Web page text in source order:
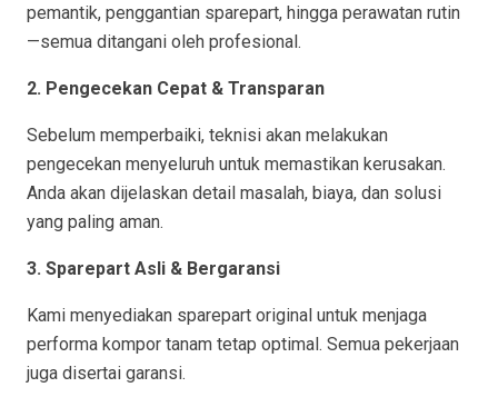
pemantik, penggantian sparepart, hingga perawatan rutin
—semua ditangani oleh profesional.
2. Pengecekan Cepat & Transparan
Sebelum memperbaiki, teknisi akan melakukan
pengecekan menyeluruh untuk memastikan kerusakan.
Anda akan dijelaskan detail masalah, biaya, dan solusi
yang paling aman.
3. Sparepart Asli & Bergaransi
Kami menyediakan sparepart original untuk menjaga
performa kompor tanam tetap optimal. Semua pekerjaan
juga disertai garansi.